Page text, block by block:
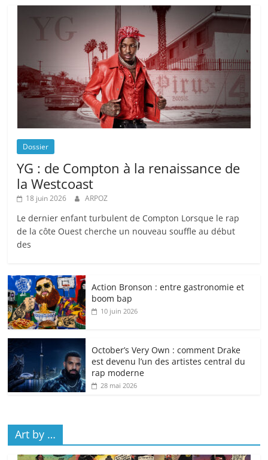
Dossier
YG : de Compton à la renaissance de
la Westcoast
18 juin 2026 ARPOZ
Le dernier enfant turbulent de Compton Lorsque le rap
de la côte Ouest cherche un nouveau souffle au début
des
Action Bronson : entre gastronomie et
boom bap
10 juin 2026
October’s Very Own : comment Drake
est devenu l’un des artistes central du
rap moderne
28 mai 2026
Art by …